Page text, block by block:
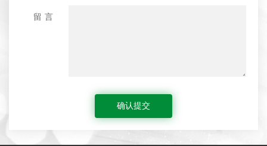
留言
确认提交